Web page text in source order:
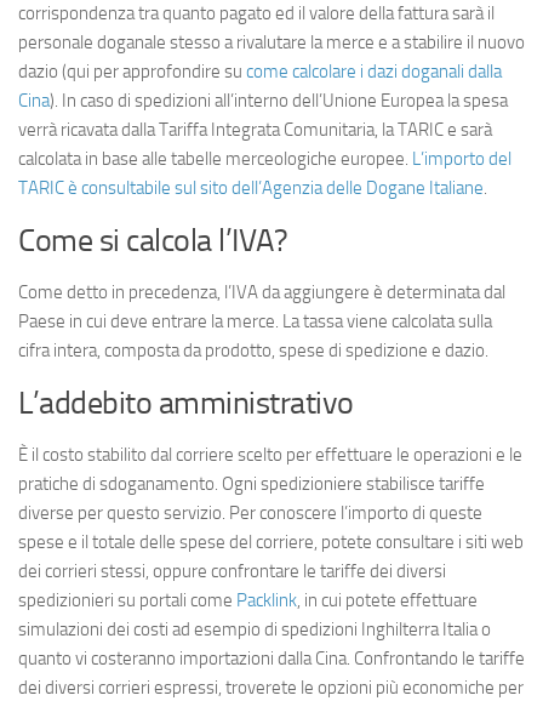
corrispondenza tra quanto pagato ed il valore della fattura sarà il
personale doganale stesso a rivalutare la merce e a stabilire il nuovo
dazio (qui per approfondire su come calcolare i dazi doganali dalla
Cina). In caso di spedizioni all’interno dell’Unione Europea la spesa
verrà ricavata dalla Tariffa Integrata Comunitaria, la TARIC e sarà
calcolata in base alle tabelle merceologiche europee. L’importo del
TARIC è consultabile sul sito dell’Agenzia delle Dogane Italiane.
Come si calcola l’IVA?
Come detto in precedenza, l’IVA da aggiungere è determinata dal
Paese in cui deve entrare la merce. La tassa viene calcolata sulla
cifra intera, composta da prodotto, spese di spedizione e dazio.
L’addebito amministrativo
È il costo stabilito dal corriere scelto per effettuare le operazioni e le
pratiche di sdoganamento. Ogni spedizioniere stabilisce tariffe
diverse per questo servizio. Per conoscere l’importo di queste
spese e il totale delle spese del corriere, potete consultare i siti web
dei corrieri stessi, oppure confrontare le tariffe dei diversi
spedizionieri su portali come Packlink, in cui potete effettuare
simulazioni dei costi ad esempio di spedizioni Inghilterra Italia o
quanto vi costeranno importazioni dalla Cina. Confrontando le tariffe
dei diversi corrieri espressi, troverete le opzioni più economiche per